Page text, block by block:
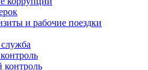
и рабочие поездки